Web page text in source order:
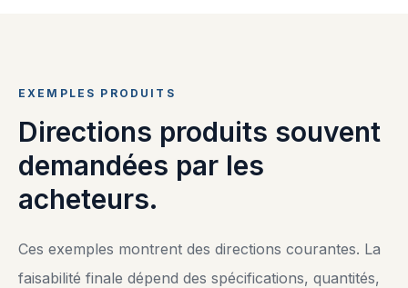
EXEMPLES PRODUITS
Directions produits souvent
demandées par les
acheteurs.
Ces exemples montrent des directions courantes. La
faisabilité finale dépend des spécifications, quantités,